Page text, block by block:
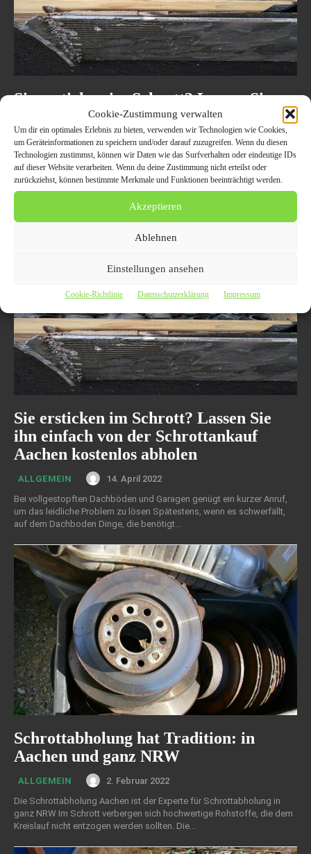
Cookie-Zustimmung verwalten
Um dir ein optimales Erlebnis zu bieten, verwenden wir Technologien wie Cookies,
um Geräteinformationen zu speichern und/oder darauf zuzugreifen. Wenn du diesen
Technologien zustimmst, können wir Daten wie das Surfverhalten oder eindeutige IDs
auf dieser Website verarbeiten. Wenn du deine Zustimmung nicht erteilst oder
zurückziehst, können bestimmte Merkmale und Funktionen beeinträchtigt werden.
Akzeptieren
Ablehnen
Einstellungen ansehen
Cookie-Richtlinie Datenschutzerklärung Impressum
Sie ersticken im Schrott? Lassen Sie
ihn einfach von der Schrottankauf in
Aachen kostenlos abholen
ALLGEMEIN
16. April 2022
Bei vollgestopften Dachb?den und Garagen genügt ein kurzer Anruf,
um das leidliche Problem zu l?sen Sp?testens, wenn es schwerf?llt,
auf dem Dachboden Dinge, die ben?tigt...
Sie ersticken im Schrott? Lassen Sie
ihn einfach von der Schrottankauf
Aachen kostenlos abholen
ALLGEMEIN
14. April 2022
Bei vollgestopften Dachböden und Garagen genügt ein kurzer Anruf,
um das leidliche Problem zu lösen Spätestens, wenn es schwerfällt,
auf dem Dachboden Dinge, die benötigt...
Schrottabholung hat Tradition: in
Aachen und ganz NRW
ALLGEMEIN
2. Februar 2022
Die Schrottabholung Aachen ist der Experte für Schrottabholung in
ganz NRW Im Schrott verbergen sich hochwertige Rohstoffe, die dem
Kreislauf nicht entzogen werden sollten. Die...